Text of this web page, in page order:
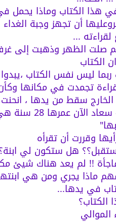
الكتاب وماذا يحمل
أن تجهز وجبة
...
صلت الظهر وذهبت إلى
الكتاب
ليس نفس الكتاب
تجمدت في مكانها
سقط من يدها ،
الصفحة 50 وهي عند
وقررت أن تقرأه
هل ستكون لي
!! لم يعد هناك شيئ
يجري ومن هي ابنتها ؟
في يدها...
الكتاب؟
الموالي